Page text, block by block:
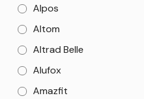
Alpos
Altom
Altrad Belle
Alufox
Amazfit